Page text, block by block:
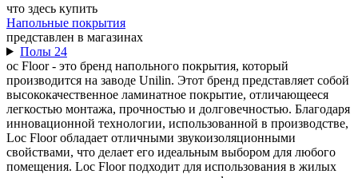
что здесь купить
Напольные покрытия
представлен в магазинах
Полы 24
oc Floor - это бренд напольного покрытия, который
производится на заводе Unilin. Этот бренд представляет собой
высококачественное ламинатное покрытие, отличающееся
легкостью монтажа, прочностью и долговечностью. Благодаря
инновационной технологии, использованной в производстве,
Loc Floor обладает отличными звукоизоляционными
свойствами, что делает его идеальным выбором для любого
помещения. Loc Floor подходит для использования в жилых